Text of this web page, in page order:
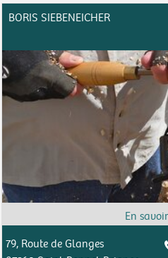
BORIS SIEBENEICHER
79, Route de Glanges